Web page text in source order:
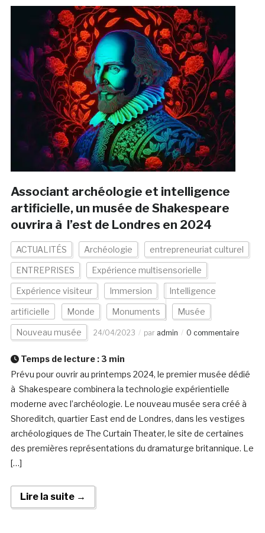
Associant archéologie et intelligence
artificielle, un musée de Shakespeare
ouvrira à l’est de Londres en 2024
ACTUALITÉS Archéologie entrepreneuriat culturel
ENTREPRISES Expérience multisensorielle
Expérience visiteur Immersion Intelligence
artificielle Monde Monuments Musée
Nouveau musée 24/04/2023 par admin 0 commentaire
Temps de lecture : 3 min
Prévu pour ouvrir au printemps 2024, le premier musée dédié
à Shakespeare combinera la technologie expérientielle
moderne avec l’archéologie. Le nouveau musée sera créé à
Shoreditch, quartier East end de Londres, dans les vestiges
archéologiques de The Curtain Theater, le site de certaines
des premières représentations du dramaturge britannique. Le
[…]
Lire la suite →